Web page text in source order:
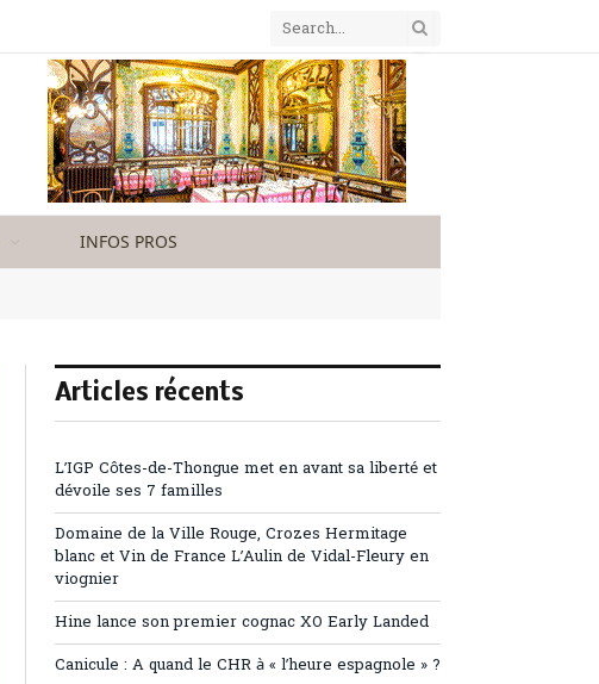
INFOS PROS
Articles récents
L’IGP Côtes-de-Thongue met en avant sa liberté et
dévoile ses 7 familles
Domaine de la Ville Rouge, Crozes Hermitage
blanc et Vin de France L’Aulin de Vidal-Fleury en
viognier
Hine lance son premier cognac XO Early Landed
Canicule : A quand le CHR à « l’heure espagnole » ?